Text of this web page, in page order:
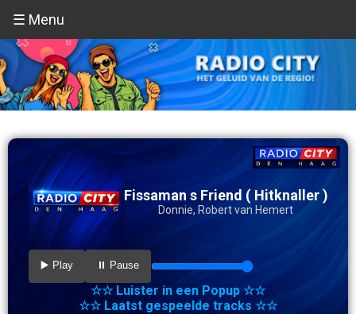
☰ Menu
Fissaman s Friend ( Hitknaller )
Donnie, Robert van Hemert
▶️ Play ⏸️ Pause
☆☆ Luister in een Popup ☆☆
☆☆ Laatst gespeelde tracks ☆☆